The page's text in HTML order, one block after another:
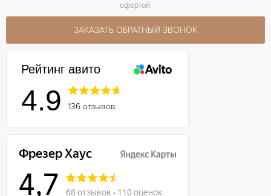
офертой.
ЗАКАЗАТЬ ОБРАТНЫЙ ЗВОНОК
Рейтинг авито
4.9 136 отзывов